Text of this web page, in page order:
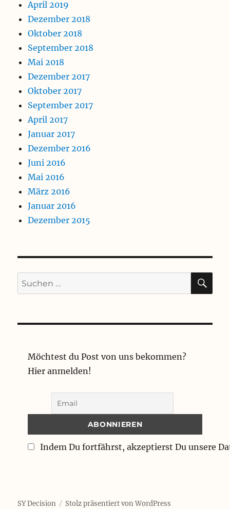
April 2019
Dezember 2018
Oktober 2018
September 2018
Mai 2018
Dezember 2017
Oktober 2017
September 2017
April 2017
Januar 2017
Dezember 2016
Juni 2016
Mai 2016
März 2016
Januar 2016
Dezember 2015
Suchen
nach:
Möchtest du Post von uns bekommen?
Hier anmelden!
Indem Du fortfährst, akzeptierst Du unsere
SY Decision Stolz präsentiert von WordPress